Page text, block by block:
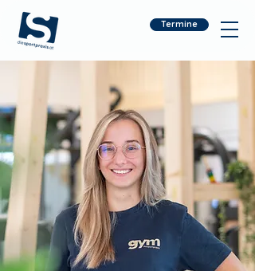
Termine